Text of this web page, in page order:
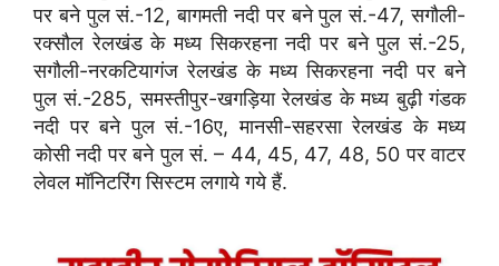
पर बने पुल सं.-12, बागमती नदी पर बने पुल सं.-47, सगौली-
रक्सौल रेलखंड के मध्य सिकरहना नदी पर बने पुल सं.-25,
सगौली-नरकटियागंज रेलखंड के मध्य सिकरहना नदी पर बने
पुल सं.-285, समस्तीपुर-खगड़िया रेलखंड के मध्य बुढ़ी गंडक
नदी पर बने पुल सं.-16ए, मानसी-सहरसा रेलखंड के मध्य
कोसी नदी पर बने पुल सं. – 44, 45, 47, 48, 50 पर वाटर
लेवल मॉनिटरिंग सिस्टम लगाये गये हैं.